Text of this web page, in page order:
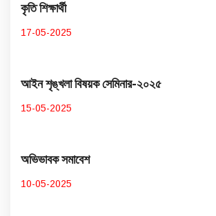
কৃতি শিক্ষার্থী
17-05-2025
আইন শৃঙ্খলা বিষয়ক সেমিনার-২০২৫
15-05-2025
অভিভাবক সমাবেশ
10-05-2025